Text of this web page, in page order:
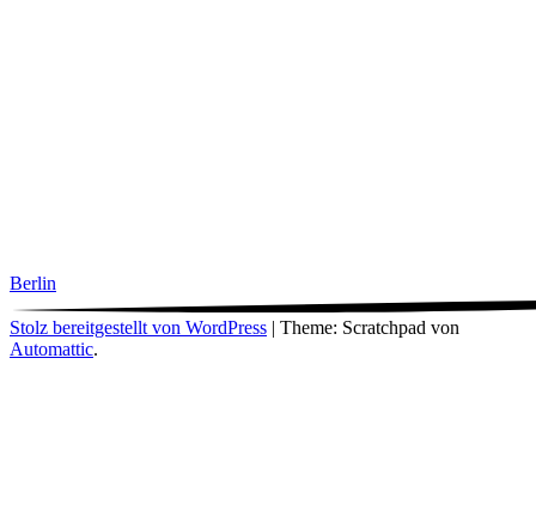
Berlin
Stolz bereitgestellt von WordPress | Theme: Scratchpad von
Automattic.